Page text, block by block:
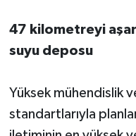
47 kilometreyi
suyu deposu
Yüksek mühendislik
standartlarıyla